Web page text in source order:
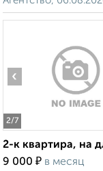
2/7
‹
2-к квартира, на
9 000 ₽ в месяц